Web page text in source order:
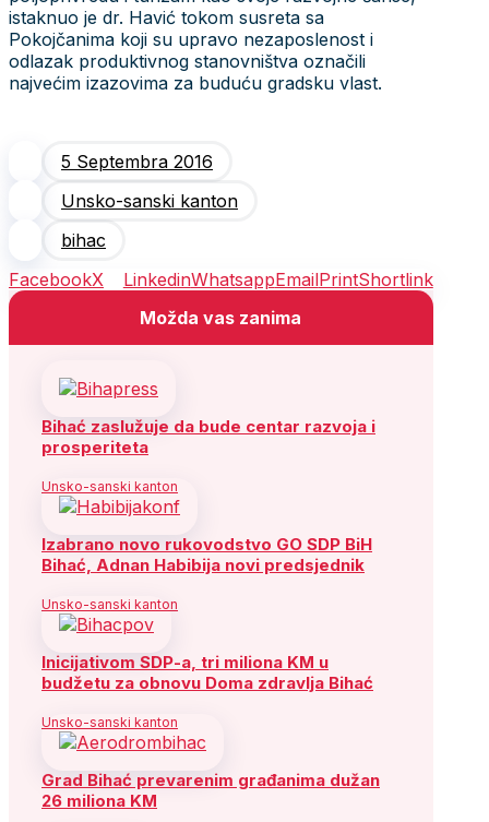
istaknuo je dr. Havić tokom susreta sa
Pokojčanima koji su upravo nezaposlenost i
odlazak produktivnog stanovništva označili
najvećim izazovima za buduću gradsku vlast.
5 Septembra 2016
Unsko-sanski kanton
bihac
FacebookX LinkedinWhatsappEmailPrintShortlink
Možda vas zanima
Bihać zaslužuje da bude centar razvoja i
prosperiteta
Unsko-sanski kanton
Izabrano novo rukovodstvo GO SDP BiH
Bihać, Adnan Habibija novi predsjednik
Unsko-sanski kanton
Inicijativom SDP-a, tri miliona KM u
budžetu za obnovu Doma zdravlja Bihać
Unsko-sanski kanton
Grad Bihać prevarenim građanima dužan
26 miliona KM